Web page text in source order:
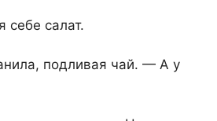
салат.
подливая чай. — А у